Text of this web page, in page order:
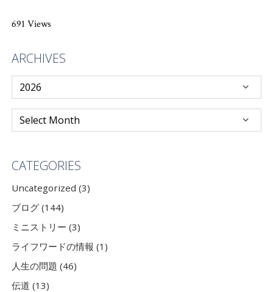
691 Views
ARCHIVES
CATEGORIES
Uncategorized (3)
ブログ (144)
ミニストリー (3)
ライフワードの情報 (1)
人生の問題 (46)
伝道 (13)